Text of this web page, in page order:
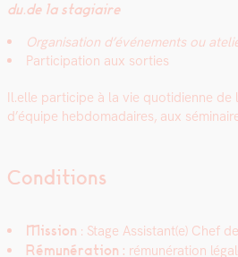
du.de la sta­giaire
Organ­i­sa­tion d’événe­ments ou
Par­tic­i­pa­tion aux sor­ties
Il.elle par­ticipe à la vie quo­ti­di­enne de
d’équipe heb­do­madaires, aux
Conditions
Mis­sion : Stage Assistant(e) Chef
Rémunéra­tion : rémunéra­tion